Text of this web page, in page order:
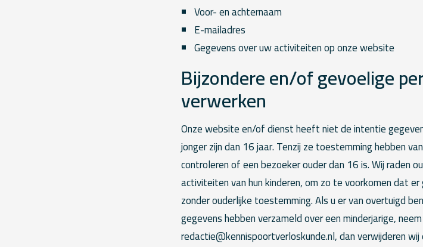
Voor- en achternaam
E-mailadres
Gegevens over uw activiteiten op onze website
Bijzondere en/of gevoelige
verwerken
Onze website en/of dienst heeft niet de intentie
jonger zijn dan 16 jaar. Tenzij ze toestemming hebben
controleren of een bezoeker ouder dan 16 is. Wij raden
activiteiten van hun kinderen, om zo te voorkomen dat
zonder ouderlijke toestemming. Als u er van overtuigd
gegevens hebben verzameld over een minderjarige,
redactie@kennispoortverloskunde.nl, dan verwijderen